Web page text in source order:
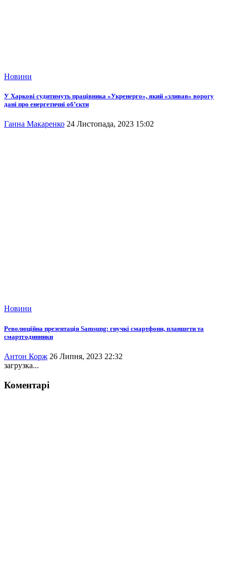
Новини
У Харкові судитимуть працівника «Укренерго», який «зливав» ворогу
дані про енергетичні об’єкти
Ганна Макаренко 24 Листопада, 2023 15:02
Новини
Революційна презентація Samsung: гнучкі смартфони, планшети та
смартгодинники
Антон Корж 26 Липня, 2023 22:32
загрузка...
Коментарі